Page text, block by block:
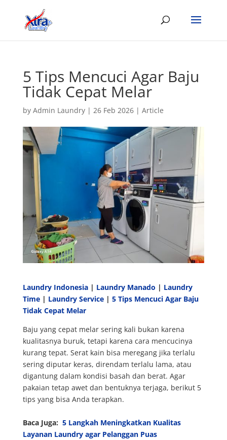
5 Tips Mencuci Agar Baju
Tidak Cepat Melar
by Admin Laundry| 26 Feb 2026| Article
Laundry Indonesia| Laundry Manado | Laundry
Time| Laundry Service| 5 Tips Mencuci Agar Baju
Tidak Cepat Melar
Baju yang cepat melar sering kali bukan karena
kualitasnya buruk, tetapi karena cara mencucinya
kurang tepat. Serat kain bisa meregang jika terlalu
sering diputar keras, direndam terlalu lama, atau
digantung dalam kondisi basah dan berat. Agar
pakaian tetap awet dan bentuknya terjaga, berikut 5
tips yang bisa Anda terapkan.
Baca Juga: 5 Langkah Meningkatkan Kualitas
Layanan Laundry agar Pelanggan Puas